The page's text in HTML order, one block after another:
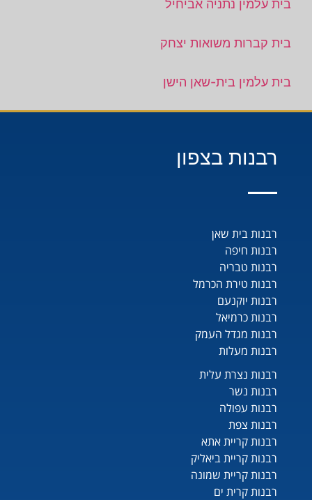
בית עלמין נתניה אביחיל
בית קברות משואות יצחק
בית עלמין בית-שאן הישן
רבנות בצפון
רבנות בית שאן
רבנות חיפה
רבנות טבריה
רבנות טירת הכרמל
רבנות יוקנעם
רבנות כרמיאל
רבנות מגדל העמק
רבנות מעלות
רבנות נצרת עלית
רבנות נשר
רבנות עפולה
רבנות צפת
רבנות קריית אתא
רבנות קריית ביאליק
רבנות קריית שמונה
רבנות קרית ים